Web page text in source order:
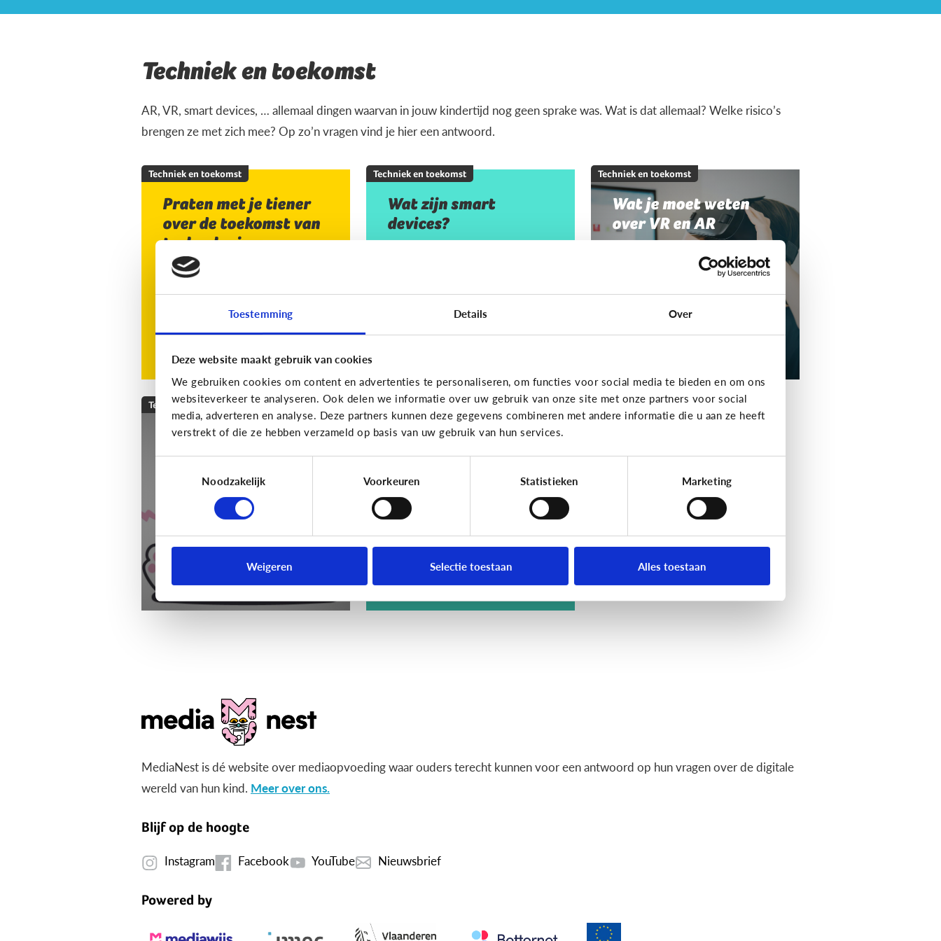
Toestemming Details Over
Deze website maakt gebruik van cookies
We gebruiken cookies om content en advertenties te personaliseren, om functies voor social media te bieden en om ons
websiteverkeer te analyseren. Ook delen we informatie over uw gebruik van onze site met onze partners voor social
media, adverteren en analyse. Deze partners kunnen deze gegevens combineren met andere informatie die u aan ze heeft
verstrekt of die ze hebben verzameld op basis van uw gebruik van hun services.
Noodzakelijk
Voorkeuren Statistieken Marketing
Weigeren Selectie toestaan Alles toestaan
Techniek en toekomst
AR, VR, smart devices, … allemaal dingen waarvan in jouw kindertijd nog geen sprake was. Wat is dat allemaal? Welke risico’s
brengen ze met zich mee? Op zo’n vragen vind je hier een antwoord.
Techniek en toekomst
Praten met je tiener
over de toekomst van
technologie
Techniek en toekomst
Wat zijn smart
devices?
Techniek en toekomst
Wat je moet weten
over VR en AR
Techniek en toekomst
[Klik & Print]Slim
speelgoed: waar moet
ik op letten?
Download de klik & print
Techniek en toekomst
[Quiz]Wat weet jij
over ‘Internet of
Toys’?
Ontdek het hier!
MediaNest is dé website over mediaopvoeding waar ouders terecht kunnen voor een antwoord op hun vragen over de digitale
wereld van hun kind. Meer over ons.
Blijf op de hoogte
Instagram Facebook YouTube Nieuwsbrief
Powered by